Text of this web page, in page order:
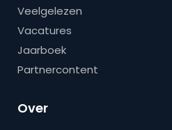
Veelgelezen
Vacatures
Jaarboek
Partnercontent
Over